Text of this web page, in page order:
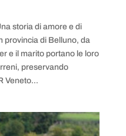
storia di amore e di
provincia di Belluno, da
e il marito portano le loro
preservando
Veneto...